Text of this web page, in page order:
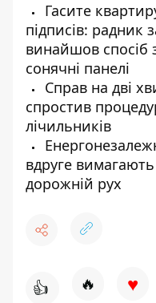
Гасите
підписів: радник
винайшов спосіб
сонячні панелі
Справ на дві
спростив
лічильників
вдруге
дорожній рух
👍 🔥 ♥